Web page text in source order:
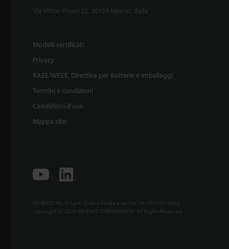
Via Vittor Pisani 22, 20124 Milano, Italia
Modelli certificati
Privacy
RAEE/WEEE, Direttiva per Batterie e Imballaggi
Termini e condizioni
Condizioni d'uso
Mappa sito
KEYENCE ITALIA S.p.A. Codice fiscale e partita IVA 03932910965
Copyright (C) 2026 KEYENCE CORPORATION. All Rights Reserved.